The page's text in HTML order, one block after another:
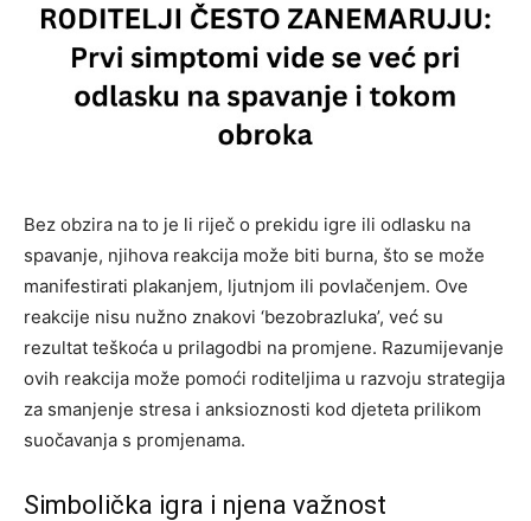
Bez obzira na to je li riječ o prekidu igre ili odlasku na
spavanje, njihova reakcija može biti burna, što se može
manifestirati plakanjem, ljutnjom ili povlačenjem. Ove
reakcije nisu nužno znakovi ‘bezobrazluka’, već su
rezultat teškoća u prilagodbi na promjene. Razumijevanje
ovih reakcija može pomoći roditeljima u razvoju strategija
za smanjenje stresa i anksioznosti kod djeteta prilikom
suočavanja s promjenama.
Simbolička igra i njena važnost